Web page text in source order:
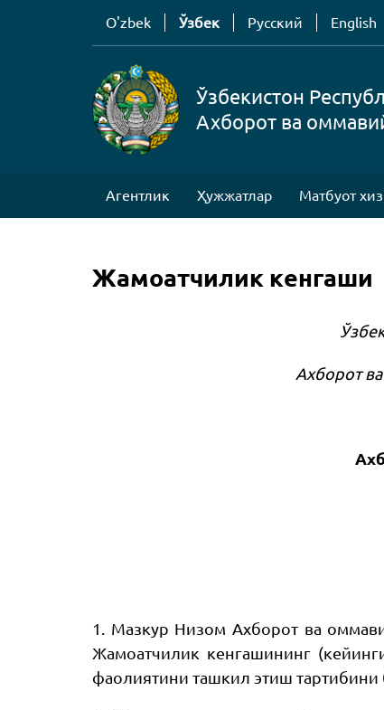
O'zbek Ўзбек Русский English
Ўзбекистон
Ахборот ва
Агентлик Ҳужжатлар Матбуот
Жамоатчилик кенгаши
Ахборот
1. Мазкур Низом Ахборот ва
Жамоатчилик кенгашининг
фаолиятини ташкил этиш тартибини